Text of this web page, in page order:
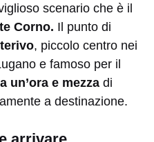
scenario che è il
Corno. Il punto di
, piccolo centro nei
e famoso per il
un’ora e mezza di
a destinazione.